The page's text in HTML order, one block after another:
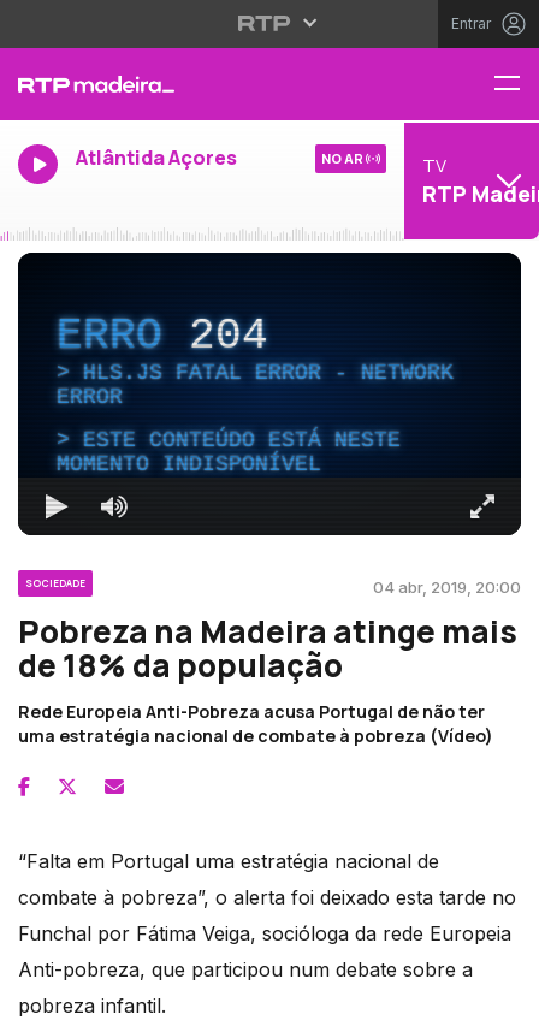
Entrar
Atlântida Açores NO AR TV
RTP
ERRO204
HLS.JS FATAL ERROR - NETWORK
ERROR
ESTE CONTEÚDO ESTÁ NESTE
MOMENTO INDISPONÍVEL
SOCIEDADE 04 abr, 2019, 20:00
Pobreza na Madeira atinge mais
de 18% da população
Rede Europeia Anti-Pobreza acusa Portugal de não ter
uma estratégia nacional de combate à pobreza (Vídeo)
“Falta em Portugal uma estratégia nacional de
combate à pobreza”, o alerta foi deixado esta tarde no
Funchal por Fátima Veiga, socióloga da rede Europeia
Anti-pobreza, que participou num debate sobre a
pobreza infantil.